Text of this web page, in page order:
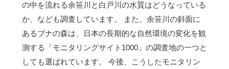
の中を流れる余笹川と白戸川の水質はどうなっている
か、なども調査しています。 また、余笹川の斜面に
あるブナの森は、日本の長期的な自然環境の変化を観
測する「モニタリングサイト1000」の調査地の一つと
しても選ばれています。 今後、こうしたモニタリン